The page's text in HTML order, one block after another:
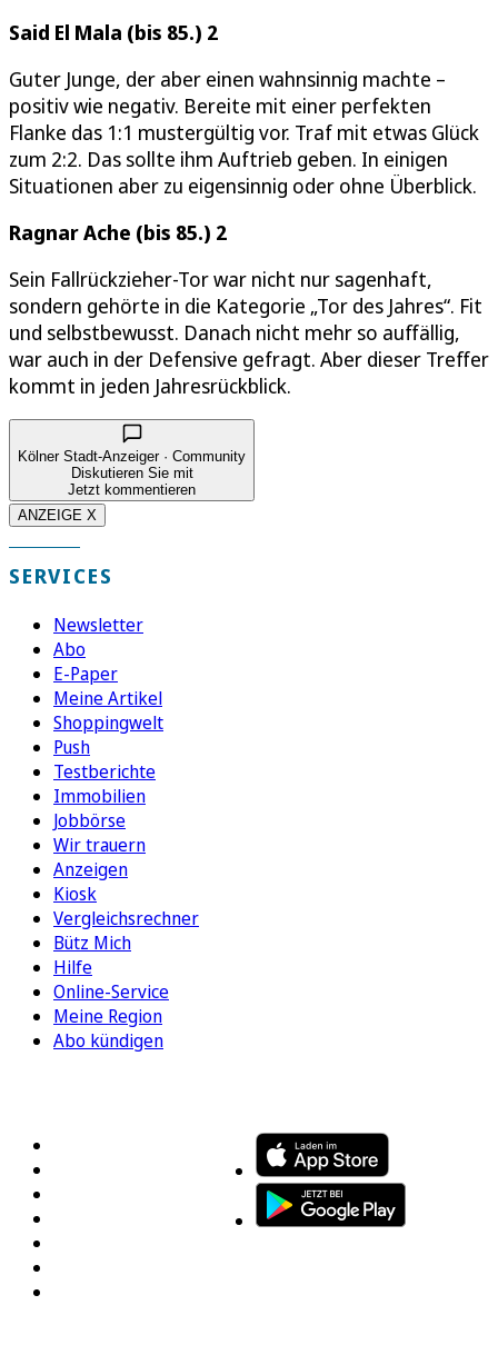
Said El Mala (bis 85.) 2
Guter Junge, der aber einen wahnsinnig machte –
positiv wie negativ. Bereite mit einer perfekten
Flanke das 1:1 mustergültig vor. Traf mit etwas Glück
zum 2:2. Das sollte ihm Auftrieb geben. In einigen
Situationen aber zu eigensinnig oder ohne Überblick.
Ragnar Ache (bis 85.) 2
Sein Fallrückzieher-Tor war nicht nur sagenhaft,
sondern gehörte in die Kategorie „Tor des Jahres“. Fit
und selbstbewusst. Danach nicht mehr so auffällig,
war auch in der Defensive gefragt. Aber dieser Treffer
kommt in jeden Jahresrückblick.
Kölner Stadt-Anzeiger · Community
Diskutieren Sie mit
Jetzt kommentieren
ANZEIGE X
SERVICES
Newsletter
Abo
E-Paper
Meine Artikel
Shoppingwelt
Push
Testberichte
Immobilien
Jobbörse
Wir trauern
Anzeigen
Kiosk
Vergleichsrechner
Bütz Mich
Hilfe
Online-Service
Meine Region
Abo kündigen